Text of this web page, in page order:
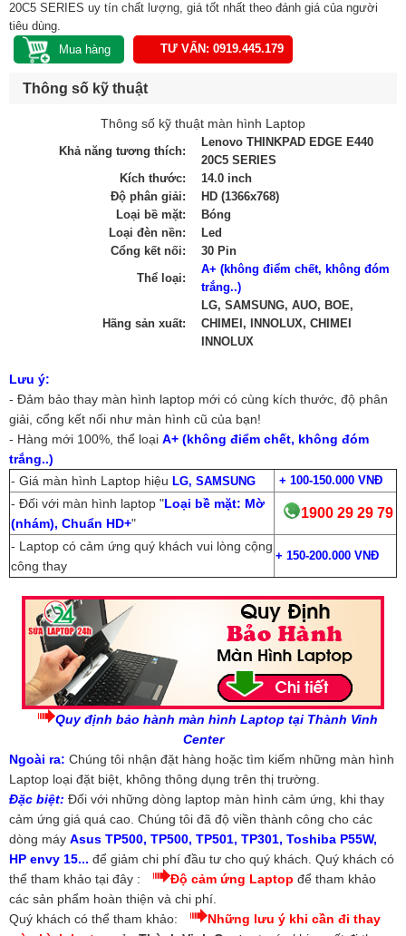
20C5 SERIES uy tín chất lượng, giá tốt nhất theo đánh giá của người
tiêu dùng.
TƯ VẤN: 0919.445.179
Thông số kỹ thuật
Thông số kỹ thuật màn hình Laptop
Khả năng tương thích:
Lenovo THINKPAD EDGE E440
20C5 SERIES
Kích thước:
14.0 inch
Độ phân giải:
HD (1366x768)
Loại bề mặt:
Bóng
Loại đèn nền:
Led
Cổng kết nối:
30 Pin
Thể loại:
A+ (không điểm chết, không đóm
trắng..)
Hãng sản xuất:
LG, SAMSUNG, AUO, BOE,
CHIMEI, INNOLUX, CHIMEI
INNOLUX
Lưu ý:
- Đảm bảo thay màn hình laptop mới có cùng kích thước, độ phân
giải, cổng kết nối như màn hình cũ của bạn!
- Hàng mới 100%, thể loại A+ (không điểm chết, không đóm
trắng..)
- Giá màn hình Laptop hiệu LG, SAMSUNG + 100-150.000 VNĐ
- Đối với màn hình laptop "Loại bề mặt: Mờ
(nhám), Chuẩn HD+"
1900 29 29 79
- Laptop có cảm ứng quý khách vui lòng cộng
công thay
+ 150-200.000 VNĐ
Quy định bảo hành màn hình Laptop tại Thành Vinh
Center
Ngoài ra: Chúng tôi nhận đặt hàng hoặc tìm kiếm những màn hình
Laptop loại đặt biệt, không thông dụng trên thị trường.
Đặc biệt: Đối với những dòng laptop màn hình cảm ứng, khi thay
cảm ứng giá quá cao. Chúng tôi đã độ viền thành công cho các
dòng máy Asus TP500, TP500, TP501, TP301, Toshiba P55W,
HP envy 15... để giảm chi phí đầu tư cho quý khách. Quý khách có
thể tham khảo tại đây :
Độ cảm ứng Laptop để tham khảo
các sản phẩm hoàn thiện và chi phí.
Quý khách có thể tham khảo:
Những lưu ý khi cần đi thay